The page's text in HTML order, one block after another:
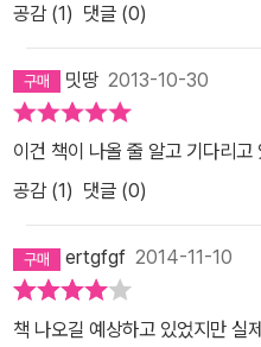
공감 (1) 댓글 (0)
밋땅 2013-10-30
이건 책이 나올 줄 알고 기다리고
공감 (1) 댓글 (0)
ertgfgf 2014-11-10
책 나오길 예상하고 있었지만 실